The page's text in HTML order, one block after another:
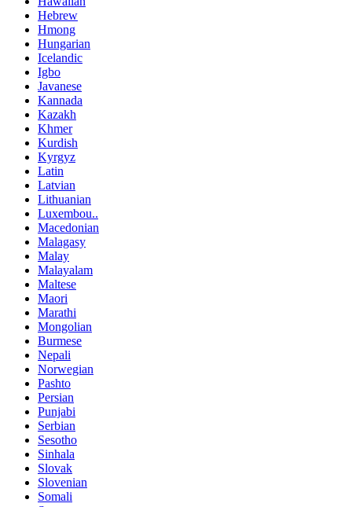
Hebrew
Hmong
Hungarian
Icelandic
Igbo
Javanese
Kannada
Kazakh
Khmer
Kurdish
Kyrgyz
Latin
Latvian
Lithuanian
Luxembou..
Macedonian
Malagasy
Malay
Malayalam
Maltese
Maori
Marathi
Mongolian
Burmese
Nepali
Norwegian
Pashto
Persian
Punjabi
Serbian
Sesotho
Sinhala
Slovak
Slovenian
Somali